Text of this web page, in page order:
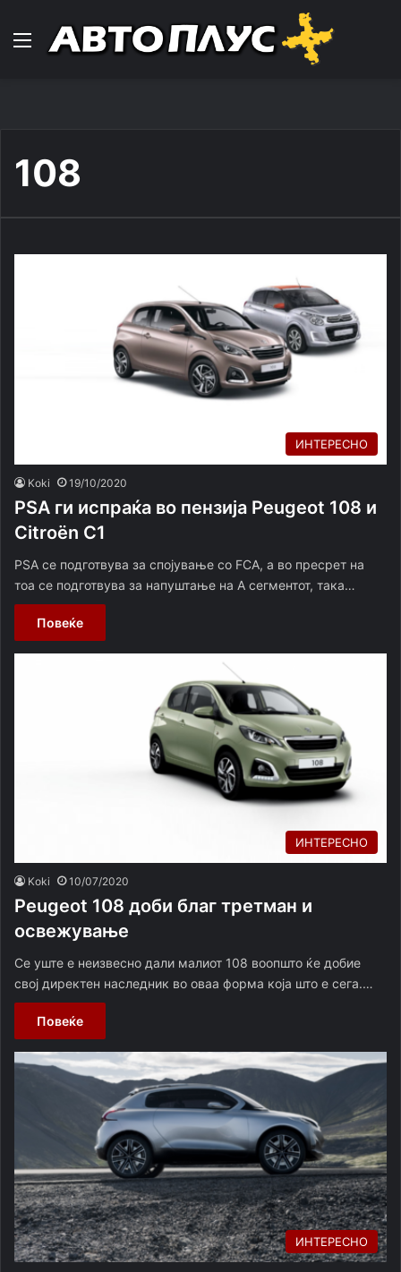
Навигација
108
ИНТЕРЕСНО
Koki 19/10/2020
PSA ги испраќа во пензија Peugeot 108 и
Citroën C1
PSA се подготвува за спојување со FCA, а во пресрет на
тоа се подготвува за напуштање на А сегментот, така…
Повеќе
ИНТЕРЕСНО
Koki 10/07/2020
Peugeot 108 доби благ третман и
освежување
Се уште е неизвесно дали малиот 108 воопшто ќе добие
свој директен наследник во оваа форма која што е сега.…
Повеќе
ИНТЕРЕСНО